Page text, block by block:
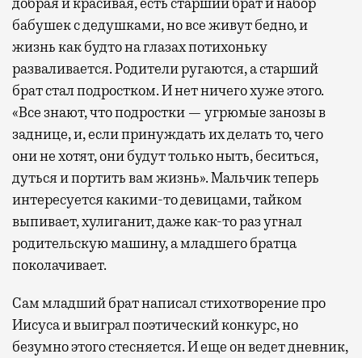
бабушек с дедушками, но все живут бедно, и
жизнь как будто на глазах потихоньку
разваливается. Родители ругаются, а старший
брат стал подростком. И нет ничего хуже этого.
«Все знают, что подростки — угрюмые занозы в
заднице, и, если принуждать их делать то, чего
они не хотят, они будут только ныть, беситься,
дуться и портить вам жизнь». Мальчик теперь
интересуется какими-то девицами, тайком
выпивает, хулиганит, даже как-то раз угнал
родительскую машину, а младшего братца
поколачивает.
Сам младший брат написал стихотворение про
Иисуса и выиграл поэтический конкурс, но
безумно этого стесняется. И еще он ведет дневник,